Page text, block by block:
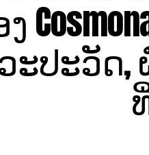
ະປະວັດ,